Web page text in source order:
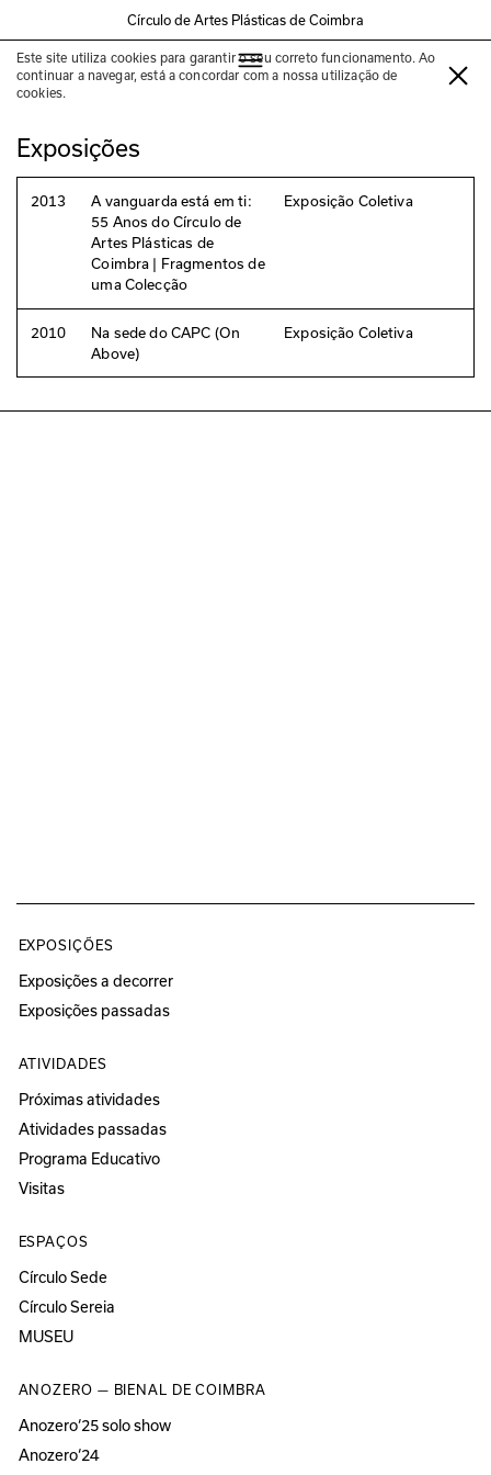
Círculo de Artes Plásticas de Coimbra
Este site utiliza cookies para garantir o seu correto funcionamento. Ao
continuar a navegar, está a concordar com a nossa utilização de
cookies.
Michael Biberstein
Exposições
2013
A vanguarda está em ti:
55 Anos do Círculo de
Artes Plásticas de
Coimbra | Fragmentos de
uma Colecção
Exposição Coletiva
2010
Na sede do CAPC (On
Above)
Exposição Coletiva
EXPOSIÇÕES
Exposições a decorrer
Exposições passadas
ATIVIDADES
Próximas atividades
Atividades passadas
Programa Educativo
Visitas
ESPAÇOS
Círculo Sede
Círculo Sereia
MUSEU
ANOZERO — BIENAL DE COIMBRA
Anozero‘25 solo show
Anozero‘24